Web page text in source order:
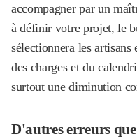
accompagner par un
à définir votre projet, le
sélectionnera les artisans
des charges et du
surtout une diminution
D'autres erreurs